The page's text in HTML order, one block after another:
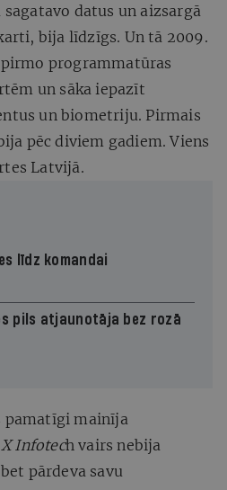
datus un aizsargā
bija līdzīgs. Un tā 2009.
programmatūras
un sāka iepazīt
un biometriju. Pirmais
pēc diviem gadiem. Viens
Latvijā.
līdz komandai
pils atjaunotāja bez rozā
pamatīgi mainīja
X Infotech vairs nebija
pārdeva savu